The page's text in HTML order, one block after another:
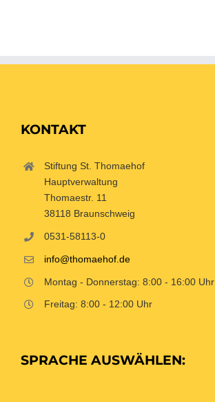
KONTAKT
Stiftung St. Thomaehof
Hauptverwaltung
Thomaestr. 11
38118 Braunschweig
0531-58113-0
info@thomaehof.de
Montag - Donnerstag: 8:00 - 16:00 Uhr
Freitag: 8:00 - 12:00 Uhr
SPRACHE AUSWÄHLEN: